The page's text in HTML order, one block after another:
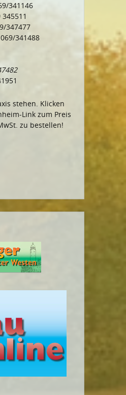
341146
345511
347477
341488
stehen. Klicken
Link zum Preis
zu bestellen!